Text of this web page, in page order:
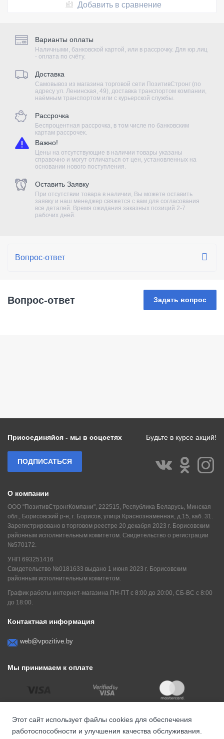
Добавить в сравнение
Варианты оплаты
Наличными, банковской картой, или в рассрочку. Для юр.лиц
- оплата по счёту.
Доставка
Самовывоз из магазина торговой сети ПозитивСтронг (по
адресу ул. Ленинская, 49), доставка транспортом компании,
наёмным транспортом или с курьерской службы.
Рассрочка
Беспроцентная рассрочка, в том числе по банковским
картам рассрочек.
Важно!
Цены на отсутствующие в наличии товары указаны
справочно и могут отличаться от цен, установленных на
основании нового поступления.
Оставить Заявку
При отсутствии товара в наличии, Вы можете оставить
заявку и наш менеджер свяжется с вам для согласования
все деталей. Время ожидания заказных позиций 2-7
рабочих дней.
Вопрос-ответ Задать вопрос
Этот сайт использует файлы cookies для обеспечения
работоспособности и улучшения качества обслуживания.
Мы принимаем к оплате
Контактная информация
web@vpozitive.by
О компании
ООО "ПозитивСтронгКомпани", 222515, Республика Беларусь, Минская
обл., Борисовский р-н, г. Борисов, улица Краснознаменная, д.15, каб. 31.
Зарегистрировано в торговом реестре 20 декабря 2023 г. Борисовским
районным исполнительным комитетом. Свидетельство о регистрации
№570172.
УНП 693251416
Свидетельство №0181633 выдано 1 июня 2023 г. Борисовским
районным исполнительным комитетом.
График работы интернет-магазина ПН-ПТ с 8:00 до 20:00, СБ-ВС с 8:00
до 18:00.
Присоединяйся - мы в соцсетях Будьте в курсе акций!
ПОДПИСАТЬСЯ